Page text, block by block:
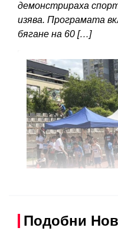
демонстрираха
изява. Програмата
бягане на 60 […]
Подобни